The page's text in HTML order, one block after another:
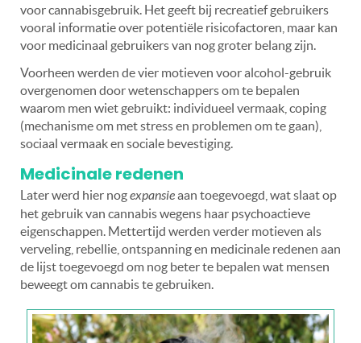
voor cannabisgebruik. Het geeft bij recreatief gebruikers
vooral informatie over potentiële risicofactoren, maar kan
voor medicinaal gebruikers van nog groter belang zijn.
Voorheen werden de vier motieven voor alcohol-gebruik
overgenomen door wetenschappers om te bepalen
waarom men wiet gebruikt: individueel vermaak, coping
(mechanisme om met stress en problemen om te gaan),
sociaal vermaak en sociale bevestiging.
Medicinale redenen
Later werd hier nogexpansieaan toegevoegd, wat slaat op
het gebruik van cannabis wegens haar psychoactieve
eigenschappen. Mettertijd werden verder motieven als
verveling, rebellie, ontspanning en medicinale redenen aan
de lijst toegevoegd om nog beter te bepalen wat mensen
beweegt om cannabis te gebruiken.